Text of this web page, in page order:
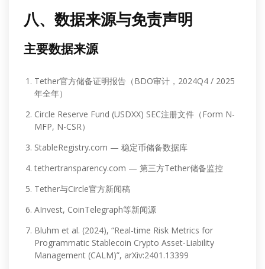
八、数据来源与免责声明
主要数据来源
Tether官方储备证明报告（BDO审计，2024Q4 / 2025
年全年）
Circle Reserve Fund (USDXX) SEC注册文件（Form N-
MFP, N-CSR）
StableRegistry.com — 稳定币储备数据库
tethertransparency.com — 第三方Tether储备监控
Tether与Circle官方新闻稿
AInvest, CoinTelegraph等新闻源
Bluhm et al. (2024), “Real-time Risk Metrics for
Programmatic Stablecoin Crypto Asset-Liability
Management (CALM)”, arXiv:2401.13399